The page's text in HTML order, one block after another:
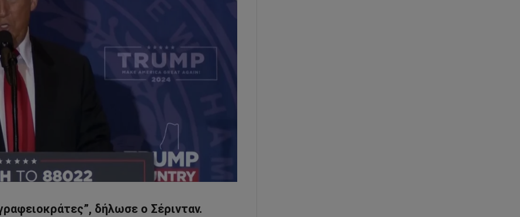
δήλωσε ο Σέρινταν.